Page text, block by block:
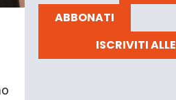
ABBONATI
ISCRIVITI